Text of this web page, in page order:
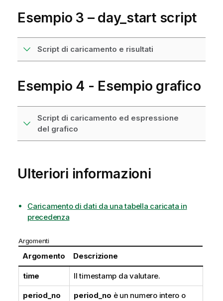
Esempio 3 – day_start script
Script di caricamento e risultati
Esempio 4 - Esempio grafico
Script di caricamento ed espressione
del grafico
Ulteriori informazioni
Caricamento di dati da una tabella caricata in
precedenza
Argomenti
Argomento Descrizione
time Il timestamp da valutare.
period_no period_no è un numero intero o